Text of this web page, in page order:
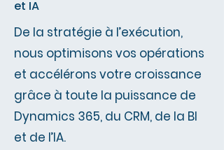
et IA
De la stratégie à l’exécution,
nous optimisons vos opérations
et accélérons votre croissance
grâce à toute la puissance de
Dynamics 365, du CRM, de la BI
et de l’IA.